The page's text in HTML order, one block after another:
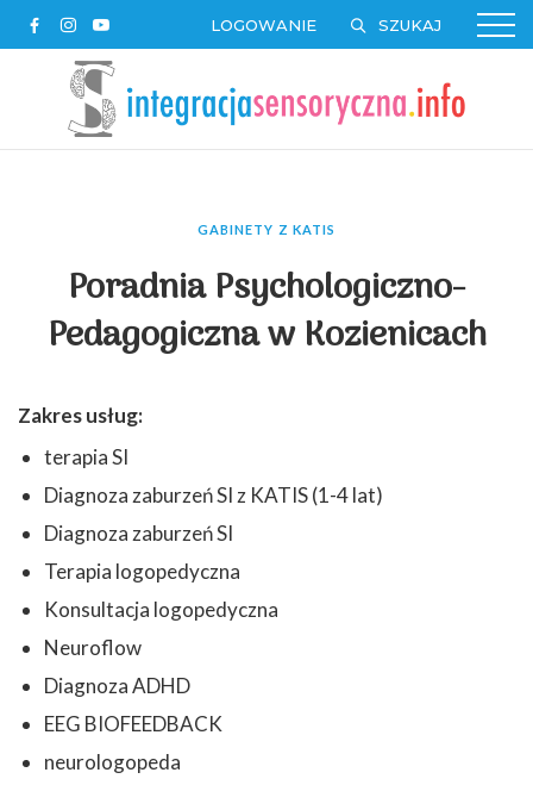
LOGOWANIE
GABINETY Z KATIS
Poradnia Psychologiczno-
Pedagogiczna w Kozienicach
Zakres usług:
terapia SI
Diagnoza zaburzeń SI z KATIS (1-4 lat)
Diagnoza zaburzeń SI
Terapia logopedyczna
Konsultacja logopedyczna
Neuroflow
Diagnoza ADHD
EEG BIOFEEDBACK
neurologopeda